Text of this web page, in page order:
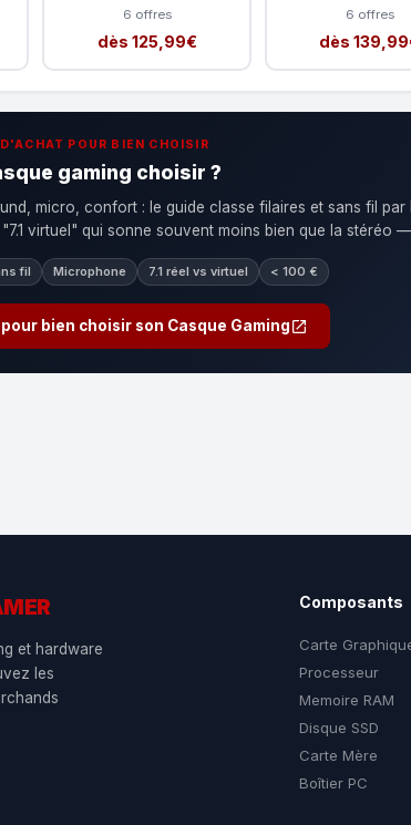
6 offres
dès 125,99€
6 offres
dès
POUR BIEN CHOISIR
gaming choisir ?
micro, confort : le guide classe filaires et sans fil par
virtuel" qui sonne souvent moins bien que la stéréo
fil Microphone 7.1 réel vs virtuel < 100 €
bien choisir son Casque Gaming
et hardware
les
Composants
Carte
Processeur
Memoire RAM
Disque SSD
Carte Mère
Boîtier PC